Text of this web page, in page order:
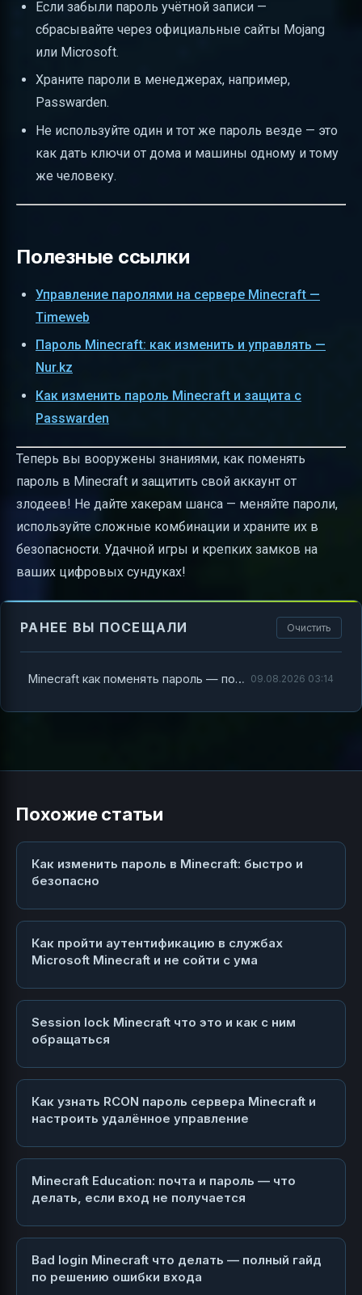
Если забыли пароль учётной записи —
сбрасывайте через официальные сайты Mojang
или Microsoft.
Храните пароли в менеджерах, например,
Passwarden.
Не используйте один и тот же пароль везде — это
как дать ключи от дома и машины одному и тому
же человеку.
Полезные ссылки
Управление паролями на сервере Minecraft —
Timeweb
Пароль Minecraft: как изменить и управлять —
Nur.kz
Как изменить пароль Minecraft и защита с
Passwarden
Теперь вы вооружены знаниями, как поменять
пароль в Minecraft и защитить свой аккаунт от
злодеев! Не дайте хакерам шанса — меняйте пароли,
используйте сложные комбинации и храните их в
безопасности. Удачной игры и крепких замков на
ваших цифровых сундуках!
РАНЕЕ ВЫ ПОСЕЩАЛИ Очистить
Minecraft как поменять пароль — полный гид по безопасности и управлению доступом 09.08.2026 03:14
Похожие статьи
Как изменить пароль в Minecraft: быстро и
безопасно
Как пройти аутентификацию в службах
Microsoft Minecraft и не сойти с ума
Session lock Minecraft что это и как с ним
обращаться
Как узнать RCON пароль сервера Minecraft и
настроить удалённое управление
Minecraft Education: почта и пароль — что
делать, если вход не получается
Bad login Minecraft что делать — полный гайд
по решению ошибки входа